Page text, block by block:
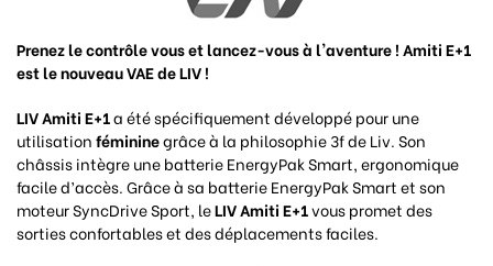
Prenez le contrôle vous et lancez-vous à l'aventure ! Amiti E+1
est le nouveau VAE de LIV !
LIV Amiti E+1a été spécifiquement développé pour une
utilisationfémininegrâce à la philosophie 3f de Liv. Son
châssis intègre une batterie EnergyPak Smart, ergonomique
facile d’accès. Grâce à sa batterie EnergyPak Smart et son
moteur SyncDrive Sport, leLIV Amiti E+1vous promet des
sorties confortables et des déplacements faciles.